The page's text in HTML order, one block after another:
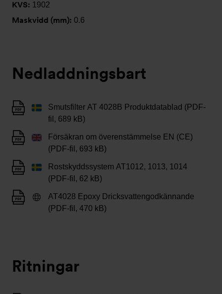
KVS: 1902
Maskvidd (mm): 0.6
Nedladdningsbart
Smutsfilter AT 4028B Produktdatablad (PDF-
fil, 689 kB)
Försäkran om överenstämmelse EN (CE)
(PDF-fil, 693 kB)
Rostskyddssystem AT1012, 1013, 1014
(PDF-fil, 62 kB)
AT4028 Epoxy Dricksvattengodkännande
(PDF-fil, 470 kB)
Ritningar